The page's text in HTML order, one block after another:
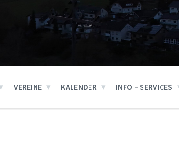
VEREINE KALENDER INFO – SERVICES